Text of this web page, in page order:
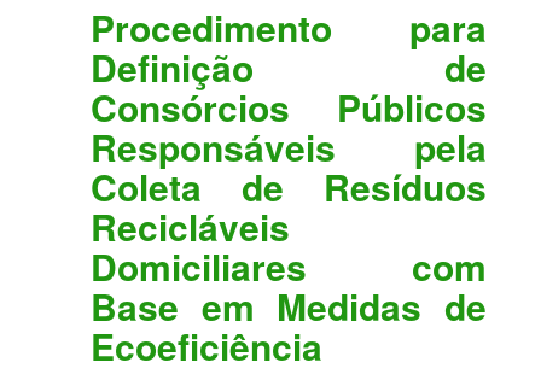
Procedimento para
Definição de
Consórcios Públicos
Responsáveis pela
Coleta de Resíduos
Recicláveis
Domiciliares com
Base em Medidas de
Ecoeficiência